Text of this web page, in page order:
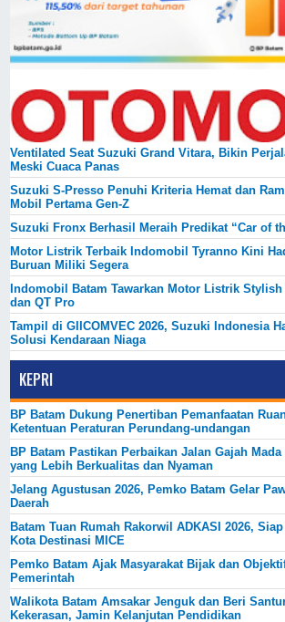
Ventilated Seat Suzuki Grand Vitara, Bikin
Meski Cuaca Panas
Suzuki S-Presso Penuhi Kriteria Hemat dan
Mobil Pertama Gen-Z
Suzuki Fronx Berhasil Meraih Predikat “Car of
Motor Listrik Terbaik Indomobil Tyranno Kini
Buruan Miliki Segera
Indomobil Batam Tawarkan Motor Listrik Stylish
dan QT Pro
Tampil di GIICOMVEC 2026, Suzuki Indonesia
Solusi Kendaraan Niaga
KEPRI
BP Batam Dukung Penertiban Pemanfaatan
Ketentuan Peraturan Perundang-undangan
BP Batam Pastikan Perbaikan Jalan Gajah
yang Lebih Berkualitas dan Nyaman
Jelang Agustusan 2026, Pemko Batam Gelar
Daerah
Batam Tuan Rumah Rakorwil ADKASI 2026,
Kota Destinasi MICE
Pemko Batam Ajak Masyarakat Bijak dan
Pemerintah
Walikota Batam Amsakar Jenguk dan Beri
Kekerasan, Jamin Kelanjutan Pendidikan